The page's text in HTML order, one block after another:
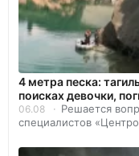
4 метра песка:
поисках девочки,
06.08
Решается
специалистов